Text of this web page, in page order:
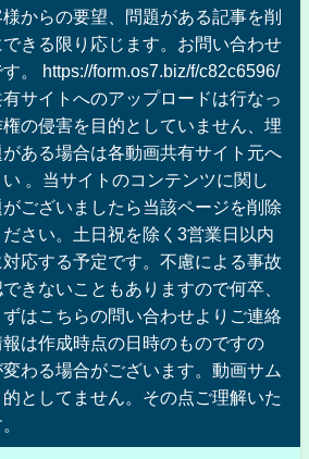
からの要望、問題がある記事を削
きる限り応じます。お問い合わせ
。 https://form.os7.biz/f/c82c6596/
サイトへのアップロードは行なっ
の侵害を目的としていません、埋
ある場合は各動画共有サイト元へ
。当サイトのコンテンツに関し
ございましたら当該ページを削除
さい。土日祝を除く3営業日以内
応する予定です。不慮による事故
きないこともありますので何卒、
はこちらの問い合わせよりご連絡
は作成時点の日時のものですの
わる場合がございます。動画サム
としてません。その点ご理解いた